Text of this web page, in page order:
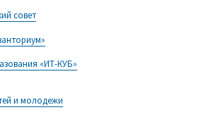
совет
«ИТ-КУБ»
и молодежи